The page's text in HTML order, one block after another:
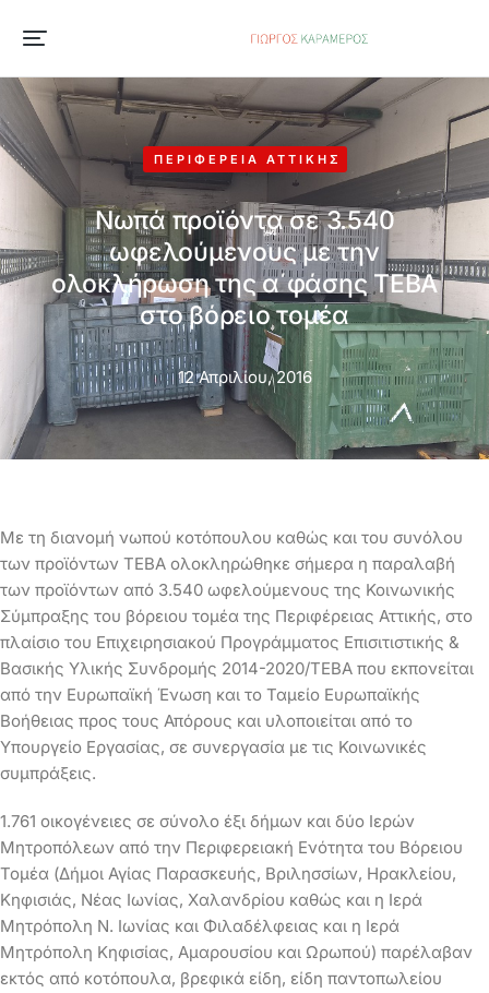
ΠΕΡΙΦΈΡΕΙΑ ΑΤΤΙΚΉΣ
Νωπά προϊόντα σε 3.540
ωφελούμενους με την
ολοκλήρωση της α΄φάσης ΤΕΒΑ
στο βόρειο τομέα
12 Απριλίου, 2016
Με τη διανομή νωπού κοτόπουλου καθώς και του συνόλου
των προϊόντων ΤΕΒΑ ολοκληρώθηκε σήμερα η παραλαβή
των προϊόντων από 3.540 ωφελούμενους της Κοινωνικής
Σύμπραξης του βόρειου τομέα της Περιφέρειας Αττικής, στο
πλαίσιο του Επιχειρησιακού Προγράμματος Επισιτιστικής &
Βασικής Υλικής Συνδρομής 2014-2020/ΤΕΒΑ που εκπονείται
από την Ευρωπαϊκή Ένωση και το Ταμείο Ευρωπαϊκής
Βοήθειας προς τους Απόρους και υλοποιείται από το
Υπουργείο Εργασίας, σε συνεργασία με τις Κοινωνικές
συμπράξεις.
1.761 οικογένειες σε σύνολο έξι δήμων και δύο Ιερών
Μητροπόλεων από την Περιφερειακή Ενότητα του Βόρειου
Τομέα (Δήμοι Αγίας Παρασκευής, Βριλησσίων, Ηρακλείου,
Κηφισιάς, Νέας Ιωνίας, Χαλανδρίου καθώς και η Ιερά
Μητρόπολη Ν. Ιωνίας και Φιλαδέλφειας και η Ιερά
Μητρόπολη Κηφισίας, Αμαρουσίου και Ωρωπού) παρέλαβαν
εκτός από κοτόπουλα, βρεφικά είδη, είδη παντοπωλείου